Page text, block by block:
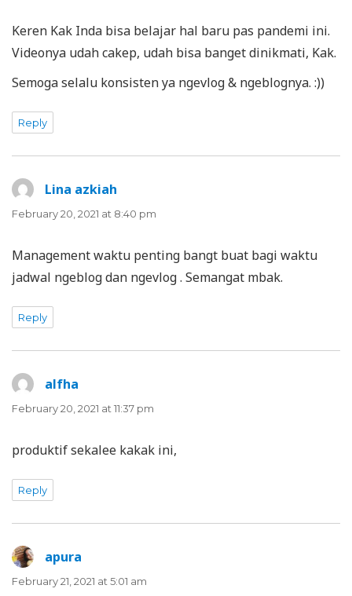
Keren Kak Inda bisa belajar hal baru pas pandemi ini.
Videonya udah cakep, udah bisa banget dinikmati, Kak.
Semoga selalu konsisten ya ngevlog & ngeblognya. :))
Reply
Lina azkiah
February 20, 2021 at 8:40 pm
Management waktu penting bangt buat bagi waktu
jadwal ngeblog dan ngevlog . Semangat mbak.
Reply
alfha
February 20, 2021 at 11:37 pm
produktif sekalee kakak ini,
Reply
apura
February 21, 2021 at 5:01 am